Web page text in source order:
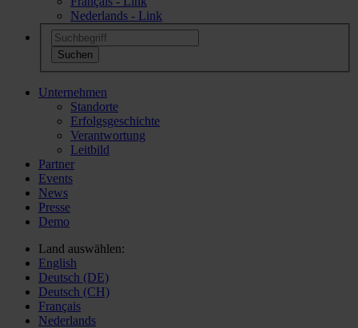
Nederlands - Link
Unternehmen
Standorte
Erfolgsgeschichte
Verantwortung
Leitbild
Partner
Events
News
Presse
Demo
Land auswählen:
English
Deutsch (DE)
Deutsch (CH)
Français
Nederlands